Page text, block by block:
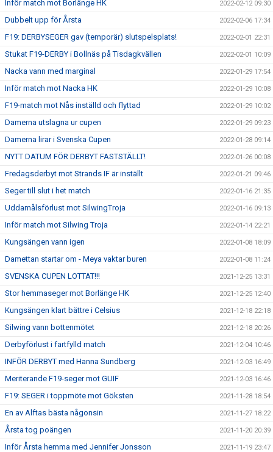
Inför match mot Borlänge HK 2022-02-12 09:30
Dubbelt upp för Årsta 2022-02-06 17:34
F19: DERBYSEGER gav (temporär) slutspelsplats! 2022-02-01 22:31
Stukat F19-DERBY i Bollnäs på Tisdagkvällen 2022-02-01 10:09
Nacka vann med marginal 2022-01-29 17:54
Inför match mot Nacka HK 2022-01-29 10:08
F19-match mot Nås inställd och flyttad 2022-01-29 10:02
Damerna utslagna ur cupen 2022-01-29 09:23
Damerna lirar i Svenska Cupen 2022-01-28 09:14
NYTT DATUM FÖR DERBYT FASTSTÄLLT! 2022-01-26 00:08
Fredagsderbyt mot Strands IF är inställt 2022-01-21 09:46
Seger till slut i het match 2022-01-16 21:35
Uddamålsförlust mot SilwingTroja 2022-01-16 09:13
Inför match mot Silwing Troja 2022-01-14 22:21
Kungsängen vann igen 2022-01-08 18:09
Damettan startar om - Meya vaktar buren 2022-01-08 11:24
SVENSKA CUPEN LOTTAT!!! 2021-12-25 13:31
Stor hemmaseger mot Borlänge HK 2021-12-25 12:40
Kungsängen klart bättre i Celsius 2021-12-18 22:18
Silwing vann bottenmötet 2021-12-18 20:26
Derbyförlust i fartfylld match 2021-12-04 10:46
INFÖR DERBYT med Hanna Sundberg 2021-12-03 16:49
Meriterande F19-seger mot GUIF 2021-12-03 16:46
F19: SEGER i toppmöte mot Göksten 2021-11-28 18:54
En av Alftas bästa någonsin 2021-11-27 18:22
Årsta tog poängen 2021-11-20 20:39
Inför Årsta hemma med Jennifer Jonsson 2021-11-19 23:47